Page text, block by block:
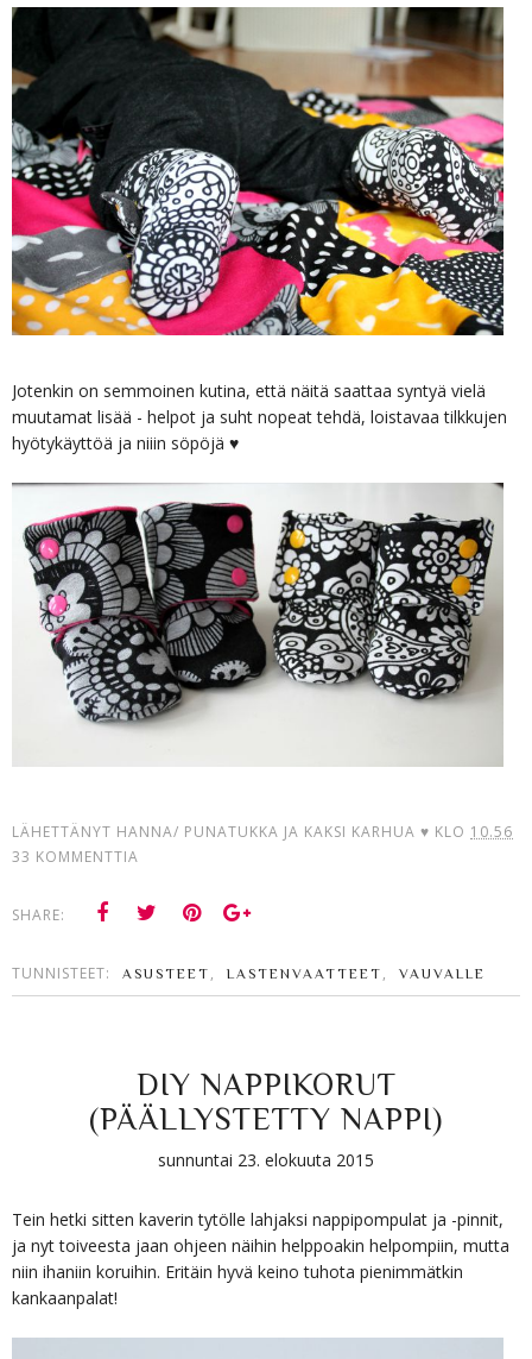
Jotenkin on semmoinen kutina, että näitä saattaa syntyä vielä
muutamat lisää - helpot ja suht nopeat tehdä, loistavaa tilkkujen
hyötykäyttöä ja niiin söpöjä ♥
LÄHETTÄNYT HANNA/ PUNATUKKA JA KAKSI KARHUA ♥ KLO 10.56
33 KOMMENTTIA
SHARE:
TUNNISTEET: ASUSTEET , LASTENVAATTEET , VAUVALLE
DIY NAPPIKORUT
(PÄÄLLYSTETTY NAPPI)
sunnuntai 23. elokuuta 2015
Tein hetki sitten kaverin tytölle lahjaksi nappipompulat ja -pinnit,
ja nyt toiveesta jaan ohjeen näihin helppoakin helpompiin, mutta
niin ihaniin koruihin. Eritäin hyvä keino tuhota pienimmätkin
kankaanpalat!